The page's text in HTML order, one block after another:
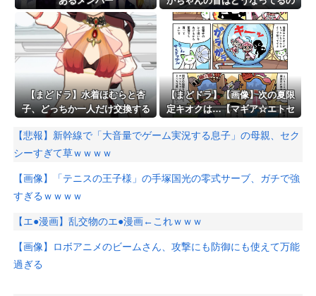
【まどドラ】水着ほむらと杏
子、どっちか一人だけ交換する
【まどドラ】【画像】次の夏限
定キオクは…【マギア☆エトセ
【悲報】新幹線で「大音量でゲーム実況する息子」の母親、セク
シーすぎて草ｗｗｗｗ
【画像】「テニスの王子様」の手塚国光の零式サーブ、ガチで強
すぎるｗｗｗｗ
【エ●漫画】乱交物のエ●漫画←これｗｗｗ
【画像】ロボアニメのビームさん、攻撃にも防御にも使えて万能
過ぎる